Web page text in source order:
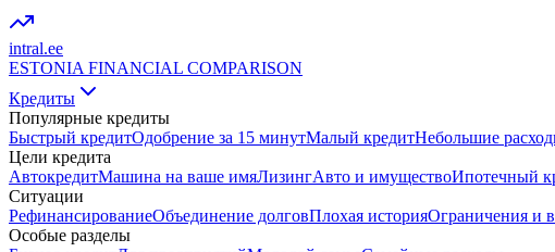
intral.ee
ESTONIA FINANCIAL COMPARISON
Кредиты
Популярные кредиты
Быстрый кредитОдобрение за 15 минутМалый кредитНебольшие
Цели кредита
АвтокредитМашина на ваше имяЛизингАвто и имуществоИпотечный
Ситуации
РефинансированиеОбъединение долговПлохая историяОграничения и
Особые разделы